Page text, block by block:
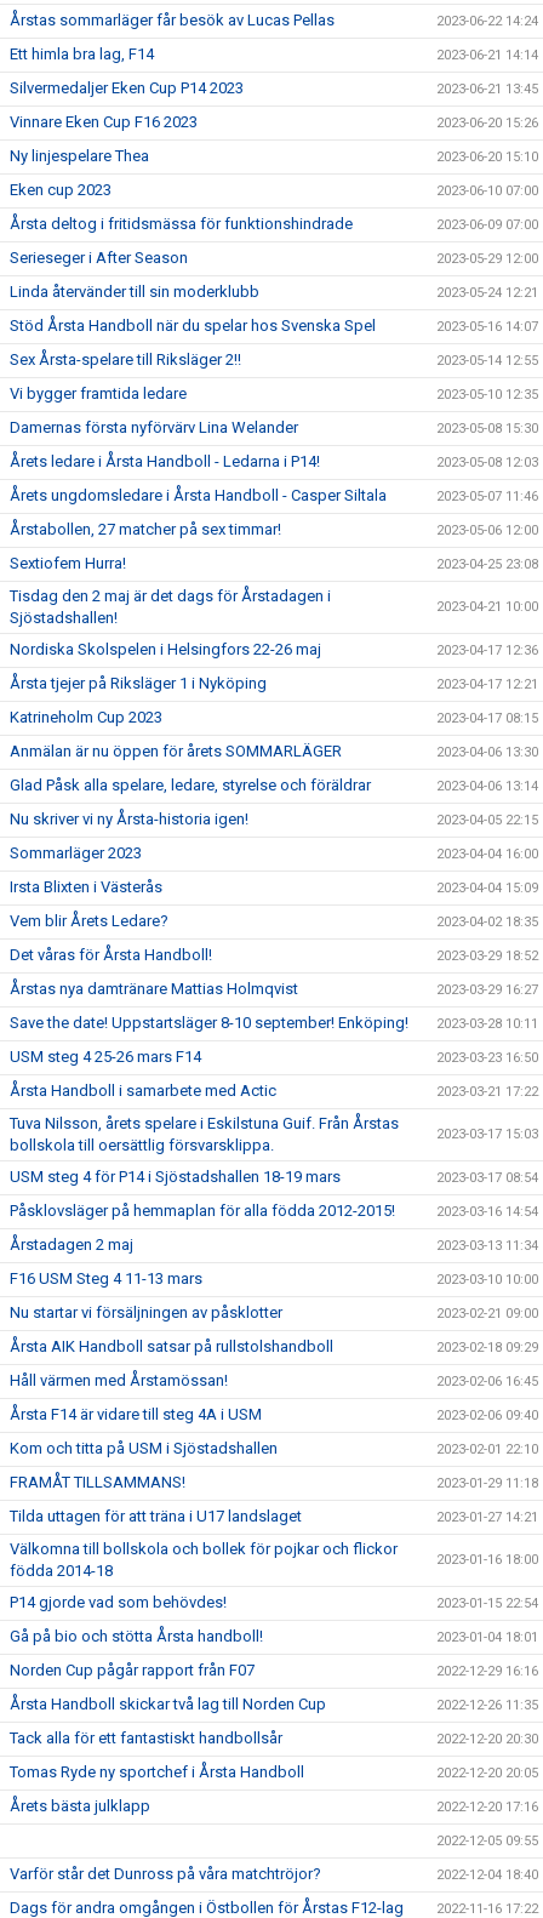
Årstas sommarläger får besök av Lucas Pellas 2023-06-22 14:24
Ett himla bra lag, F14 2023-06-21 14:14
Silvermedaljer Eken Cup P14 2023 2023-06-21 13:45
Vinnare Eken Cup F16 2023 2023-06-20 15:26
Ny linjespelare Thea 2023-06-20 15:10
Eken cup 2023 2023-06-10 07:00
Årsta deltog i fritidsmässa för funktionshindrade 2023-06-09 07:00
Serieseger i After Season 2023-05-29 12:00
Linda återvänder till sin moderklubb 2023-05-24 12:21
Stöd Årsta Handboll när du spelar hos Svenska Spel 2023-05-16 14:07
Sex Årsta-spelare till Riksläger 2!! 2023-05-14 12:55
Vi bygger framtida ledare 2023-05-10 12:35
Damernas första nyförvärv Lina Welander 2023-05-08 15:30
Årets ledare i Årsta Handboll - Ledarna i P14! 2023-05-08 12:03
Årets ungdomsledare i Årsta Handboll - Casper Siltala 2023-05-07 11:46
Årstabollen, 27 matcher på sex timmar! 2023-05-06 12:00
Sextiofem Hurra! 2023-04-25 23:08
Tisdag den 2 maj är det dags för Årstadagen i
Sjöstadshallen!
2023-04-21 10:00
Nordiska Skolspelen i Helsingfors 22-26 maj 2023-04-17 12:36
Årsta tjejer på Riksläger 1 i Nyköping 2023-04-17 12:21
Katrineholm Cup 2023 2023-04-17 08:15
Anmälan är nu öppen för årets SOMMARLÄGER 2023-04-06 13:30
Glad Påsk alla spelare, ledare, styrelse och föräldrar 2023-04-06 13:14
Nu skriver vi ny Årsta-historia igen! 2023-04-05 22:15
Sommarläger 2023 2023-04-04 16:00
Irsta Blixten i Västerås 2023-04-04 15:09
Vem blir Årets Ledare? 2023-04-02 18:35
Det våras för Årsta Handboll! 2023-03-29 18:52
Årstas nya damtränare Mattias Holmqvist 2023-03-29 16:27
Save the date! Uppstartsläger 8-10 september! Enköping! 2023-03-28 10:11
USM steg 4 25-26 mars F14 2023-03-23 16:50
Årsta Handboll i samarbete med Actic 2023-03-21 17:22
Tuva Nilsson, årets spelare i Eskilstuna Guif. Från Årstas
bollskola till oersättlig försvarsklippa.
2023-03-17 15:03
USM steg 4 för P14 i Sjöstadshallen 18-19 mars 2023-03-17 08:54
Påsklovsläger på hemmaplan för alla födda 2012-2015! 2023-03-16 14:54
Årstadagen 2 maj 2023-03-13 11:34
F16 USM Steg 4 11-13 mars 2023-03-10 10:00
Nu startar vi försäljningen av påsklotter 2023-02-21 09:00
Årsta AIK Handboll satsar på rullstolshandboll 2023-02-18 09:29
Håll värmen med Årstamössan! 2023-02-06 16:45
Årsta F14 är vidare till steg 4A i USM 2023-02-06 09:40
Kom och titta på USM i Sjöstadshallen 2023-02-01 22:10
FRAMÅT TILLSAMMANS! 2023-01-29 11:18
Tilda uttagen för att träna i U17 landslaget 2023-01-27 14:21
Välkomna till bollskola och bollek för pojkar och flickor
födda 2014-18
2023-01-16 18:00
P14 gjorde vad som behövdes! 2023-01-15 22:54
Gå på bio och stötta Årsta handboll! 2023-01-04 18:01
Norden Cup pågår rapport från F07 2022-12-29 16:16
Årsta Handboll skickar två lag till Norden Cup 2022-12-26 11:35
Tack alla för ett fantastiskt handbollsår 2022-12-20 20:30
Tomas Ryde ny sportchef i Årsta Handboll 2022-12-20 20:05
Årets bästa julklapp 2022-12-20 17:16
2022-12-05 09:55
Varför står det Dunross på våra matchtröjor? 2022-12-04 18:40
Dags för andra omgången i Östbollen för Årstas F12-lag 2022-11-16 17:22